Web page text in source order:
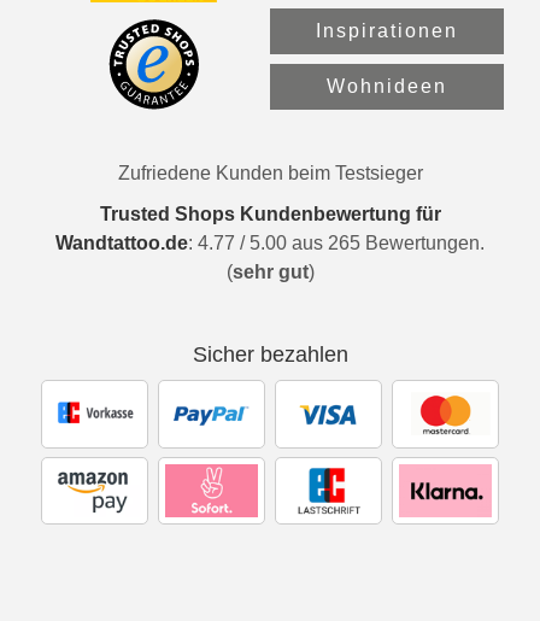
Inspirationen
Wohnideen
Zufriedene Kunden beim Testsieger
Trusted Shops Kundenbewertung für
Wandtattoo.de: 4.77 / 5.00 aus 265 Bewertungen.
(sehr gut)
Sicher bezahlen